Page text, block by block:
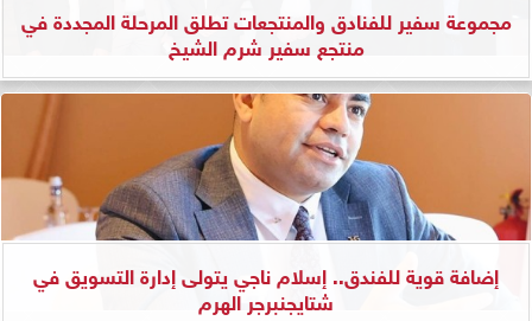
مجموعة سفير للفنادق والمنتجعات تطلق المرحلة المجددة في
منتجع سفير شرم الشيخ
إضافة قوية للفندق.. إسلام ناجي يتولى إدارة التسويق في
شتايجنبرجر الهرم